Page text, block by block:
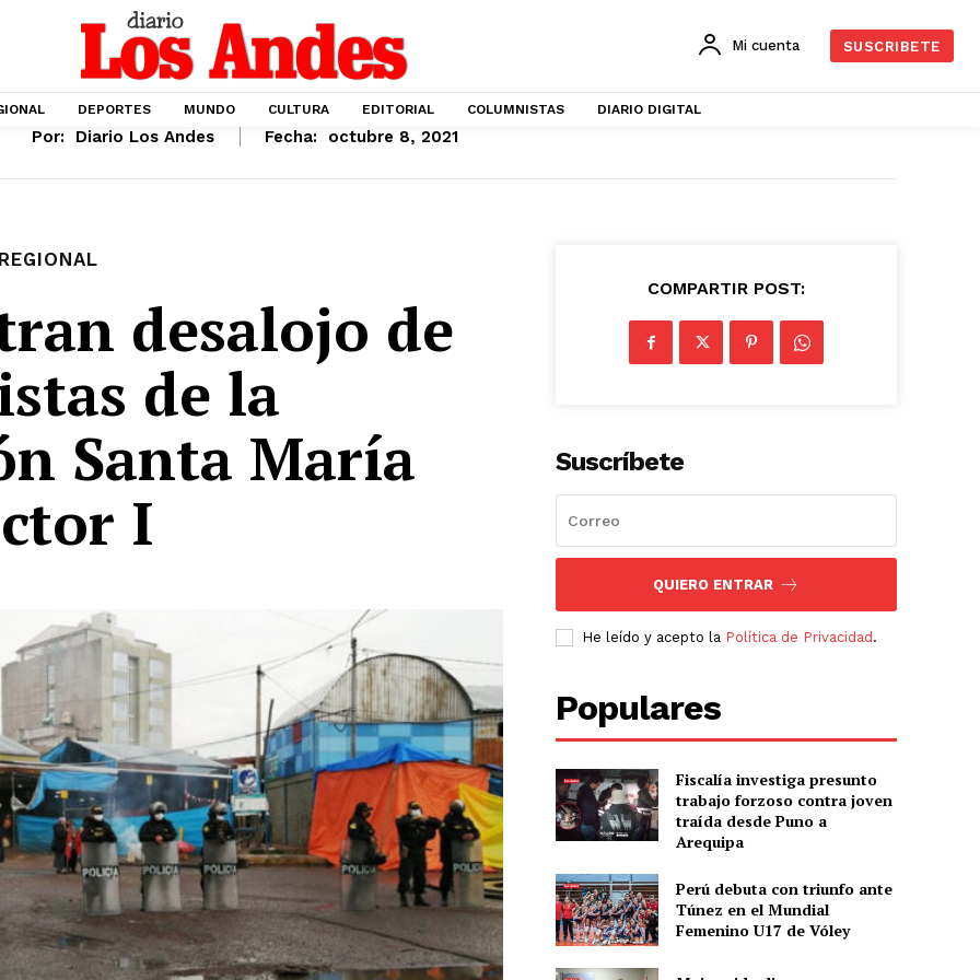
Mi cuenta SUSCRIBETE
DEPORTES MUNDO CULTURA EDITORIAL COLUMNISTAS DIARIO DIGITAL
Por: Diario Los Andes Fecha: octubre 8, 2021
desalojo de
de la
Santa María
I
COMPARTIR POST:
Suscríbete
QUIERO ENTRAR
He leído y acepto la Política de Privacidad .
Populares
Fiscalía investiga presunto
trabajo forzoso contra joven
traída desde Puno a
Arequipa
Perú debuta con triunfo ante
Túnez en el Mundial
Femenino U17 de Vóley